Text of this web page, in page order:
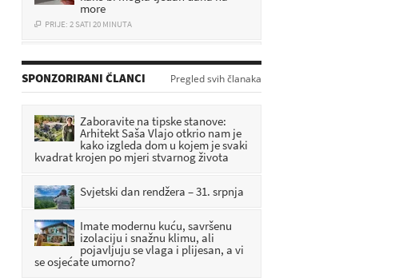
vatrogasac i automobilist
 PRIJE: 20 MINUTA
Sudarili se putnički i teretni vlak,
ima ozlijeđenih
PRIJE: 44 MINUTA
SPONZORIRANI ČLANCI Pregled svih članaka
Zaboravite na tipske stanove:
Arhitekt Saša Vlajo otkrio nam je
kako izgleda dom u kojem je svaki
kvadrat krojen po mjeri stvarnog života
Svjetski dan rendžera – 31. srpnja
Imate modernu kuću, savršenu
izolaciju i snažnu klimu, ali
pojavljuju se vlaga i plijesan, a vi
se osjećate umorno?